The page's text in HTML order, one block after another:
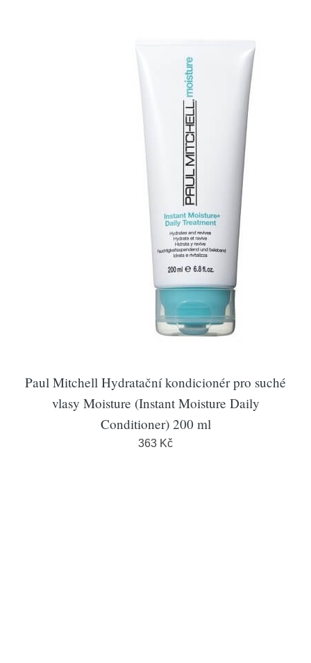
Paul Mitchell Hydratační kondicionér pro suché
vlasy Moisture (Instant Moisture Daily
Conditioner) 200 ml
363 Kč